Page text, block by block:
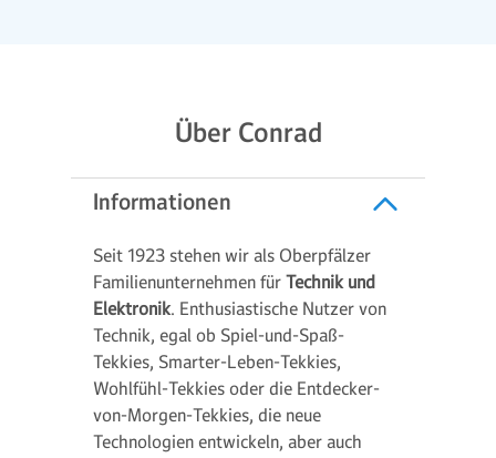
Über Conrad
Informationen
Seit 1923 stehen wir als Oberpfälzer
Familienunternehmen für Technik und
Elektronik. Enthusiastische Nutzer von
Technik, egal ob Spiel-und-Spaß-
Tekkies, Smarter-Leben-Tekkies,
Wohlfühl-Tekkies oder die Entdecker-
von-Morgen-Tekkies, die neue
Technologien entwickeln, aber auch